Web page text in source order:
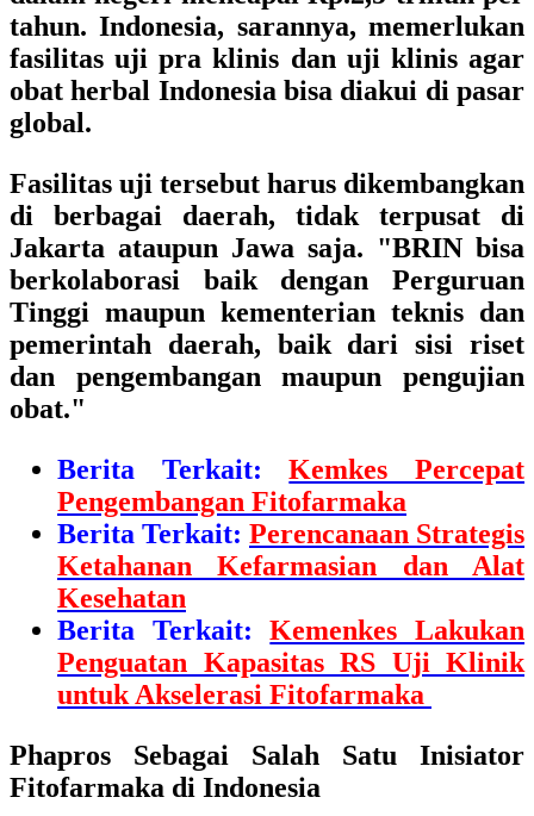
tahun. Indonesia, sarannya, memerlukan
fasilitas uji pra klinis dan uji klinis agar
obat herbal Indonesia bisa diakui di pasar
global.
Fasilitas uji tersebut harus dikembangkan
di berbagai daerah, tidak terpusat di
Jakarta ataupun Jawa saja. "BRIN bisa
berkolaborasi baik dengan Perguruan
Tinggi maupun kementerian teknis dan
pemerintah daerah, baik dari sisi riset
dan pengembangan maupun pengujian
obat."
Berita Terkait:Kemkes Percepat
Pengembangan Fitofarmaka
Berita Terkait: Perencanaan Strategis
Ketahanan Kefarmasian dan Alat
Kesehatan
Berita Terkait:Kemenkes Lakukan
Penguatan Kapasitas RS Uji Klinik
untuk Akselerasi Fitofarmaka
Phapros Sebagai Salah Satu Inisiator
Fitofarmaka di Indonesia